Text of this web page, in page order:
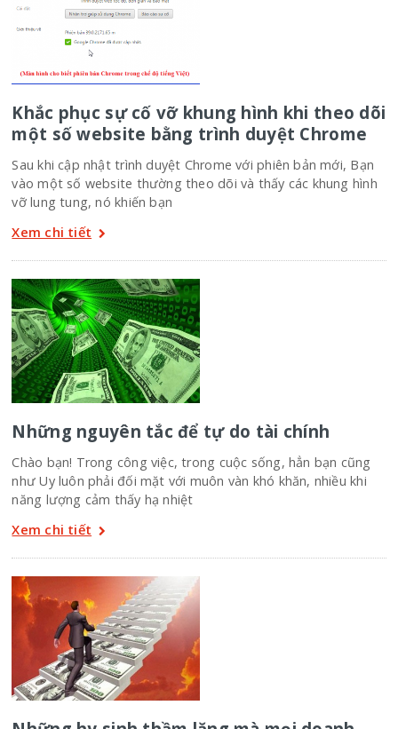
Khắc phục sự cố vỡ khung hình khi theo dõi
một số website bằng trình duyệt Chrome
Sau khi cập nhật trình duyệt Chrome với phiên bản mới, Bạn
vào một số website thường theo dõi và thấy các khung hình
vỡ lung tung, nó khiến bạn
Xem chi tiết
Những nguyên tắc để tự do tài chính
Chào bạn! Trong công việc, trong cuộc sống, hẳn bạn cũng
như Uy luôn phải đối mặt với muôn vàn khó khăn, nhiều khi
năng lượng cảm thấy hạ nhiệt
Xem chi tiết